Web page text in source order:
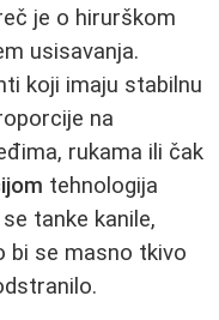
je o hirurškom
usisavanja.
koji imaju stabilnu
na
rukama ili čak
tehnologija
tanke kanile,
bi se masno tkivo